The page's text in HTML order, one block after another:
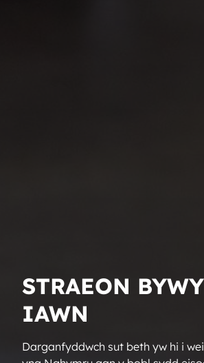
STRAEON
IAWN
Darganfyddwch sut beth yw hi i